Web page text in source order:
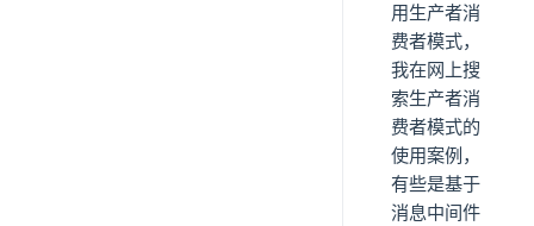
用生产者消
费者模式，
我在网上搜
索生产者消
费者模式的
使用案例，
有些是基于
消息中间件